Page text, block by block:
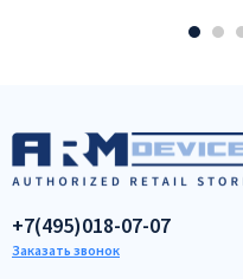
+7(495)018-07-07
Заказать звонок